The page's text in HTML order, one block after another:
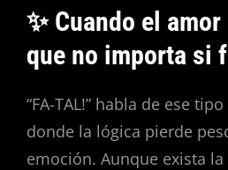
✨ Cuando el
que no importa si
“FA-TAL!” habla de ese
donde la lógica pierde
emoción. Aunque exista